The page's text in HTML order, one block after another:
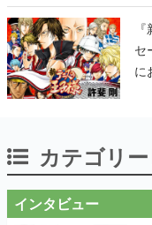
る
セ
に
カテゴリ
インタビュー